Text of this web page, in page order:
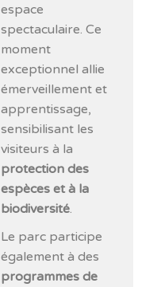
espace
spectaculaire. Ce
moment
exceptionnel allie
émerveillement et
apprentissage,
sensibilisant les
visiteurs à la
protection des
espèces et à la
biodiversité.
Le parc participe
également à des
programmes de